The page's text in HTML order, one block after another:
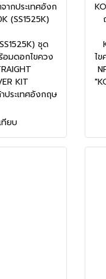
ากประเทศอังก
(SS1525K)
ชุด
มดอกไขควง
KIT
ประเทศอังกฤษ
ทียบ
ไ